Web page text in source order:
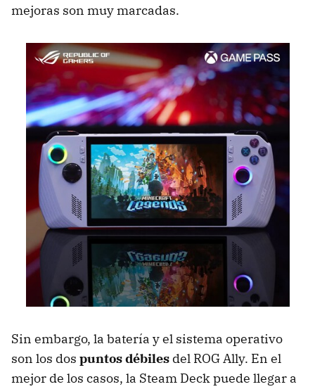
mejoras son muy marcadas.
Sin embargo, la batería y el sistema operativo
son los dos puntos débiles del ROG Ally. En el
mejor de los casos, la Steam Deck puede llegar a